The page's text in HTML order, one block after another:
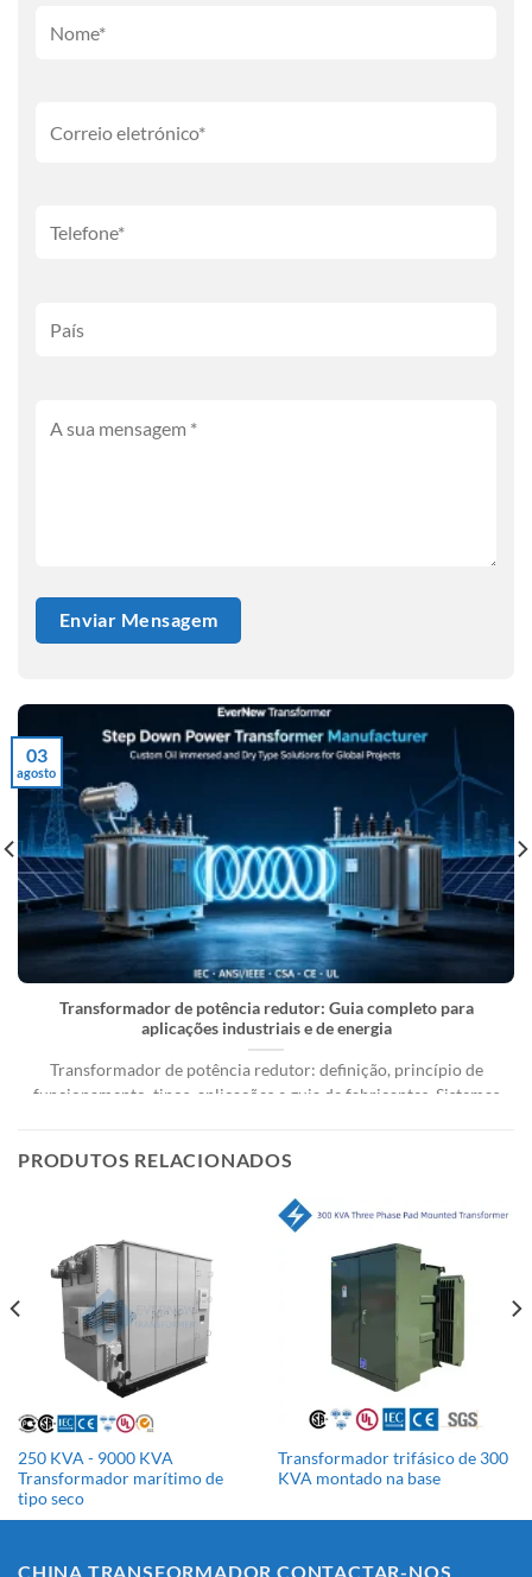
Transformador de potência redutor: Guia completo para
aplicações industriais e de energia
Transformador de potência redutor: definição, princípio de
funcionamento, tipos, aplicações e guia de fabricantes. Sistemas
03
agosto
PRODUTOS RELACIONADOS
250 KVA - 9000 KVA
Transformador marítimo de
tipo seco
Transformador trifásico de 300
KVA montado na base
CHINA TRANSFORMADOR CONTACTAR-NOS